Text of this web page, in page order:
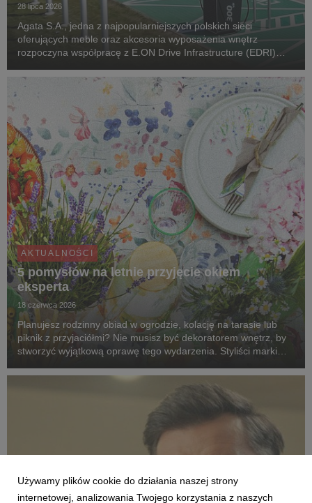
28 lipca 2026
Agata S.A., jedna z najpopularniejszych polskich sieci
oferujących meble oraz akcesoria wyposażenia wnętrz
rozpoczyna współpracę z E.ON Drive Infrastructure (EDRI)
pojazdów elektrycznych. Jeszcze w tym roku, pr...
AKTUALNOŚCI
5 pomysłów na letnie przyjęcie okiem
eksperta
18 czerwca 2026
Planujesz rodzinny obiad w ogrodzie, kolację na tarasie lub
piknik z przyjaciółmi? Nie musisz być dekoratorem wnętrz, by
stworzyć wyjątkową oprawę tego wydarzenia. Styliści marki
zmienią zwykłe spotkanie na świeżym ...
Używamy plików cookie do działania naszej strony
internetowej, analizowania Twojego korzystania z naszych